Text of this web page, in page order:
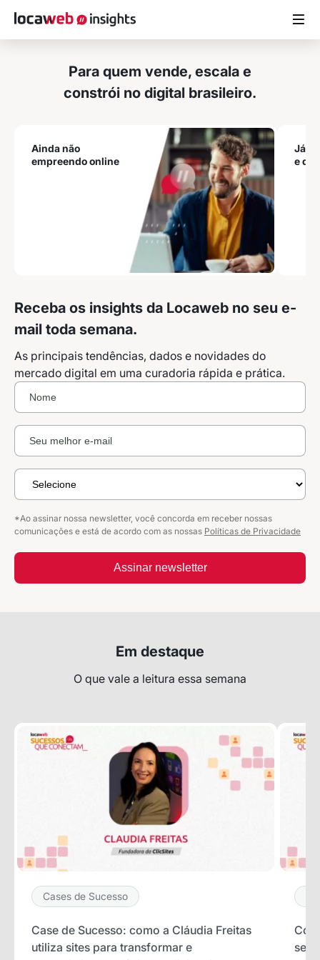
ARTIGOS
ESTUDOS
LOCAWEB.COM.BR
Para quem vende, escala e
constrói no digital brasileiro.
Ainda não
empreendo online
Já
e
Receba os insights da Locaweb no seu e-
mail toda semana.
As principais tendências, dados e novidades do
mercado digital em uma curadoria rápida e prática.
*Ao assinar nossa newsletter, você concorda em receber nossas
comunicações e está de acordo com as nossas Políticas de Privacidade
Assinar newsletter
Em destaque
O que vale a leitura essa semana
Cases de Sucesso
Case de Sucesso: como a Cláudia Freitas
utiliza sites para transformar e